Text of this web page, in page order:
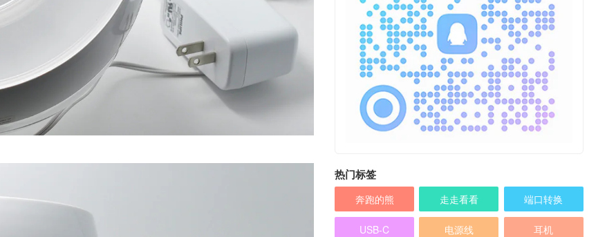
热门标签
奔跑的熊 走走看看 端口转换
USB-C 电源线 耳机